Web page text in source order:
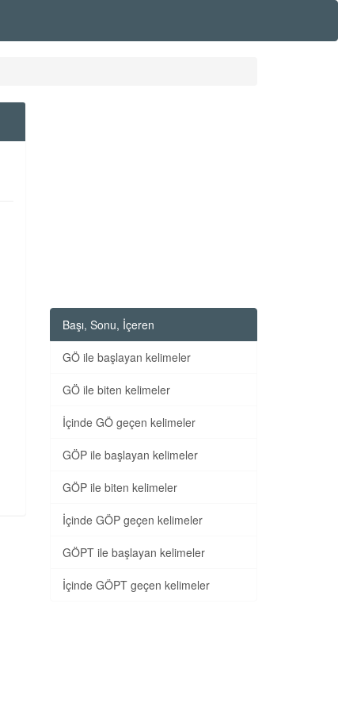
Başı, Sonu, İçeren
GÖ ile başlayan kelimeler
GÖ ile biten kelimeler
İçinde GÖ geçen kelimeler
GÖP ile başlayan kelimeler
GÖP ile biten kelimeler
İçinde GÖP geçen kelimeler
GÖPT ile başlayan kelimeler
İçinde GÖPT geçen kelimeler